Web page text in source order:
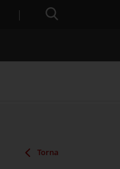
Cercador
Torna